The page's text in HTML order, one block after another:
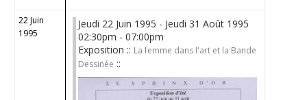
22 Juin
1995
Jeudi 22 Juin 1995 - Jeudi 31 Août 1995
02:30pm - 07:00pm
Exposition :: La femme dans l'art et la Bande
Dessinée ::